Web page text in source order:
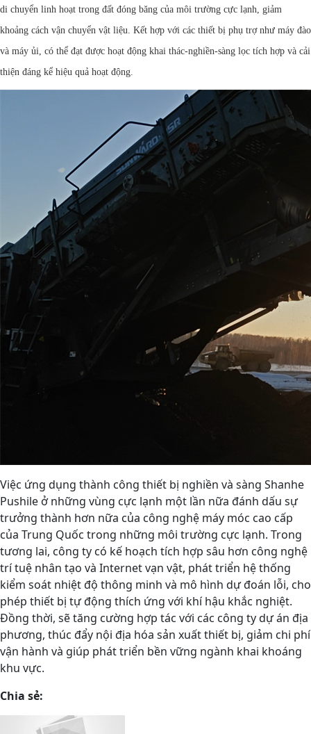
di chuyển linh hoạt trong đất đóng băng của môi trường cực lạnh, giảm
khoảng cách vận chuyển vật liệu. Kết hợp với các thiết bị phụ trợ như máy đào
và máy ủi, có thể đạt được hoạt động khai thác-nghiền-sàng lọc tích hợp và cải
thiện đáng kể hiệu quả hoạt động.
Việc ứng dụng thành công thiết bị nghiền và sàng Shanhe
Pushile ở những vùng cực lạnh một lần nữa đánh dấu sự
trưởng thành hơn nữa của công nghệ máy móc cao cấp
của Trung Quốc trong những môi trường cực lạnh. Trong
tương lai, công ty có kế hoạch tích hợp sâu hơn công nghệ
trí tuệ nhân tạo và Internet vạn vật, phát triển hệ thống
kiểm soát nhiệt độ thông minh và mô hình dự đoán lỗi, cho
phép thiết bị tự động thích ứng với khí hậu khắc nghiệt.
Đồng thời, sẽ tăng cường hợp tác với các công ty dự án địa
phương, thúc đẩy nội địa hóa sản xuất thiết bị, giảm chi phí
vận hành và giúp phát triển bền vững ngành khai khoáng
khu vực.
Chia sẻ: